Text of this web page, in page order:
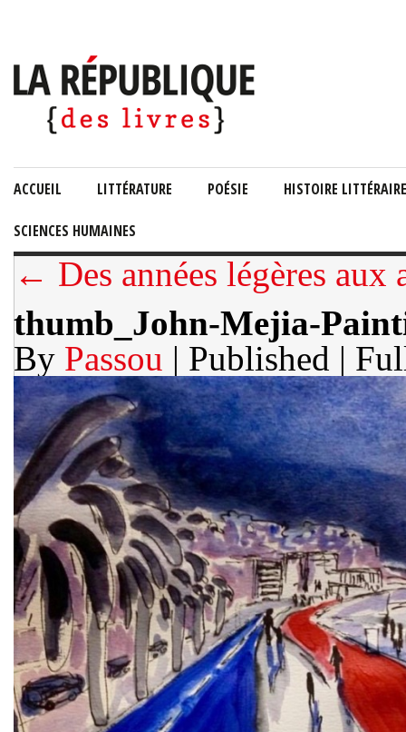
ACCUEIL LITTÉRATURE POÉSIE HISTOIRE LITTÉRAIRE
SCIENCES HUMAINES
← Des années légères aux
thumb_John-Mejia-
By Passou | Published |